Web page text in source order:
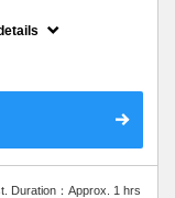
クーポンです★
ーブロー込●ロング料
べるシャンプー付き●
Duration：Approx. 1 hrs